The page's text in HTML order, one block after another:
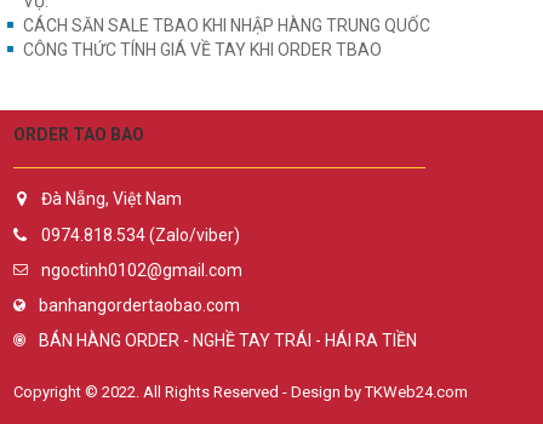
CÁCH SĂN SALE TBAO KHI NHẬP HÀNG TRUNG QUỐC
CÔNG THỨC TÍNH GIÁ VỀ TAY KHI ORDER TBAO
ORDER TAO BAO
Đà Nẵng, Việt Nam
0974.818.534 (Zalo/viber)
ngoctinh0102@gmail.com
banhangordertaobao.com
BÁN HÀNG ORDER - NGHỀ TAY TRÁI - HÁI RA TIỀN
Copyright © 2022. All Rights Reserved - Design by TKWeb24.com